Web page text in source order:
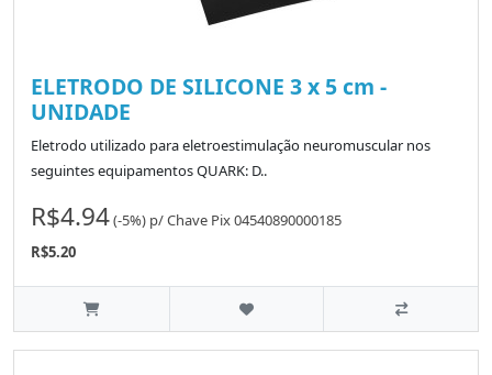
ELETRODO DE SILICONE 3 x 5 cm -
UNIDADE
Eletrodo utilizado para eletroestimulação neuromuscular nos
seguintes equipamentos QUARK: D..
R$4.94(-5%) p/Chave Pix 04540890000185
R$5.20